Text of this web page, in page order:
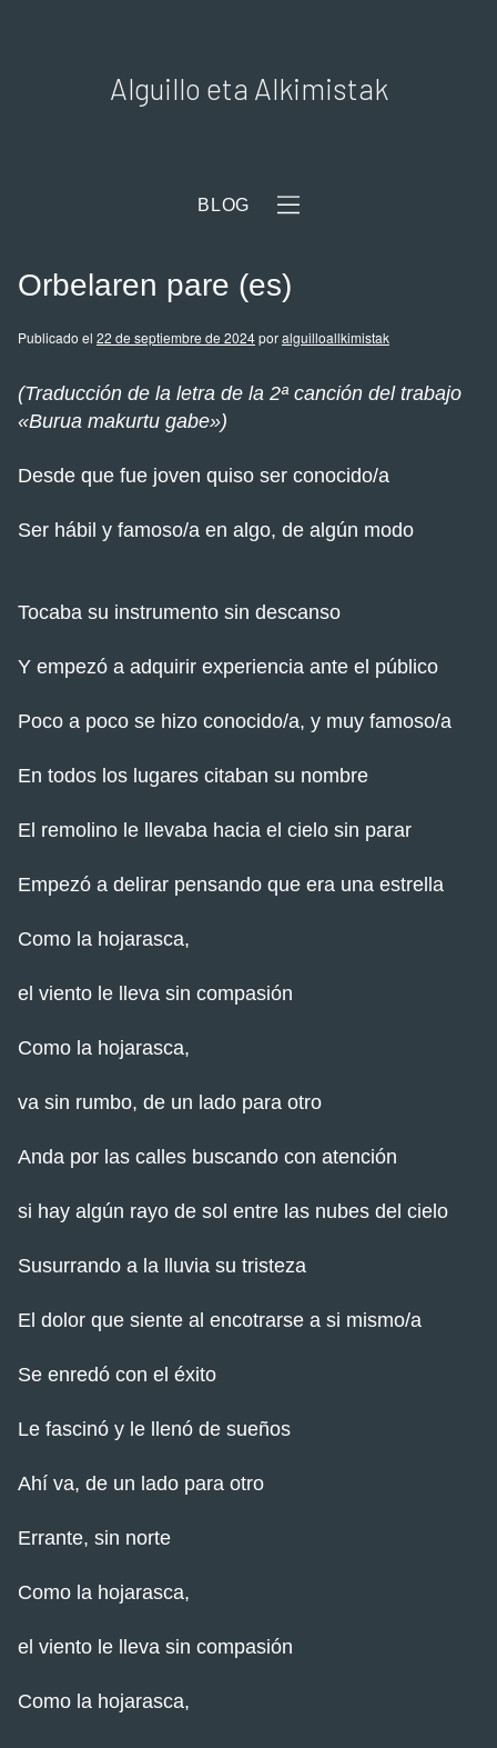
Alguillo eta Alkimistak
BLOG
Orbelaren pare (es)
Publicado el 22 de septiembre de 2024poralguilloallkimistak
(Traducción de la letra de la 2ª canción del trabajo
«Burua makurtu gabe»)
Desde que fue joven quiso ser conocido/a
Ser hábil y famoso/a en algo, de algún modo
Tocaba su instrumento sin descanso
Y empezó a adquirir experiencia ante el público
Poco a poco se hizo conocido/a, y muy famoso/a
En todos los lugares citaban su nombre
El remolino le llevaba hacia el cielo sin parar
Empezó a delirar pensando que era una estrella
Como la hojarasca,
el viento le lleva sin compasión
Como la hojarasca,
va sin rumbo, de un lado para otro
Anda por las calles buscando con atención
si hay algún rayo de sol entre las nubes del cielo
Susurrando a la lluvia su tristeza
El dolor que siente al encotrarse a si mismo/a
Se enredó con el éxito
Le fascinó y le llenó de sueños
Ahí va, de un lado para otro
Errante, sin norte
Como la hojarasca,
el viento le lleva sin compasión
Como la hojarasca,